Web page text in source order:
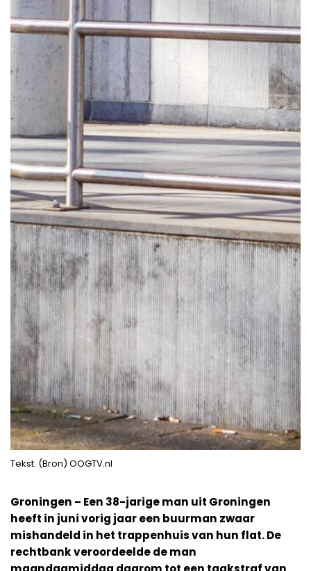
Tekst: (Bron) OOGTV.nl
Groningen – Een 38-jarige man uit Groningen
heeft in juni vorig jaar een buurman zwaar
mishandeld in het trappenhuis van hun flat. De
rechtbank veroordeelde de man